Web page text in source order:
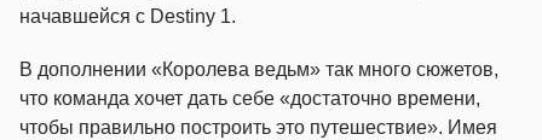
начавшейся с Destiny 1.
В дополнении «Королева ведьм» так много сюжетов,
что команда хочет дать себе «достаточно времени,
чтобы правильно построить это путешествие». Имея